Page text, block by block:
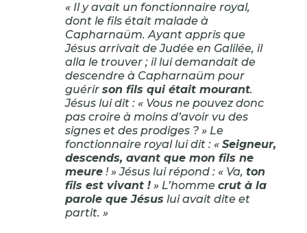
« Il y avait un fonctionnaire royal,
dont le fils était malade à
Capharnaüm. Ayant appris que
Jésus arrivait de Judée en Galilée, il
alla le trouver ; il lui demandait de
descendre à Capharnaüm pour
guérir son fils qui était mourant.
Jésus lui dit : « Vous ne pouvez donc
pas croire à moins d’avoir vu des
signes et des prodiges ? » Le
fonctionnaire royal lui dit : « Seigneur,
descends, avant que mon fils ne
meure! » Jésus lui répond : « Va, ton
fils est vivant !» L’homme crut à la
parole que Jésus lui avait dite et
partit. »